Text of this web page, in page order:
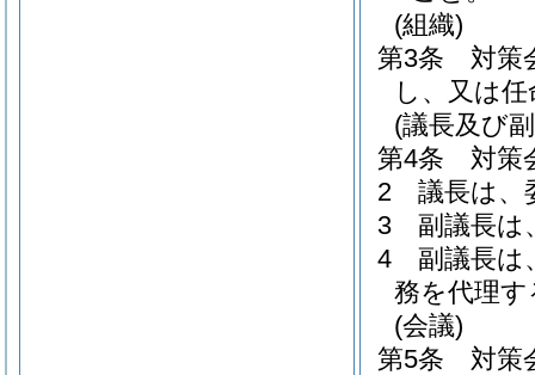
(組織)
第3条
対策
し、又は
(議長及び
第4条
対策
2
議長は、
3
副議長は
4
副議長は
務を代理す
(会議)
第5条
対策